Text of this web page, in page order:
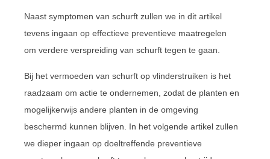
Naast symptomen van schurft zullen we in dit artikel
tevens ingaan op effectieve preventieve maatregelen
om verdere verspreiding van schurft tegen te gaan.
Bij het vermoeden van schurft op vlinderstruiken is het
raadzaam om actie te ondernemen, zodat de planten en
mogelijkerwijs andere planten in de omgeving
beschermd kunnen blijven. In het volgende artikel zullen
we dieper ingaan op doeltreffende preventieve